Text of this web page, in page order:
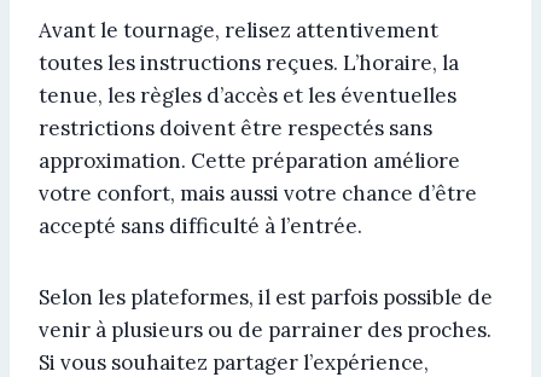
Avant le tournage, relisez attentivement
toutes les instructions reçues. L’horaire, la
tenue, les règles d’accès et les éventuelles
restrictions doivent être respectés sans
approximation. Cette préparation améliore
votre confort, mais aussi votre chance d’être
accepté sans difficulté à l’entrée.
Selon les plateformes, il est parfois possible de
venir à plusieurs ou de parrainer des proches.
Si vous souhaitez partager l’expérience,